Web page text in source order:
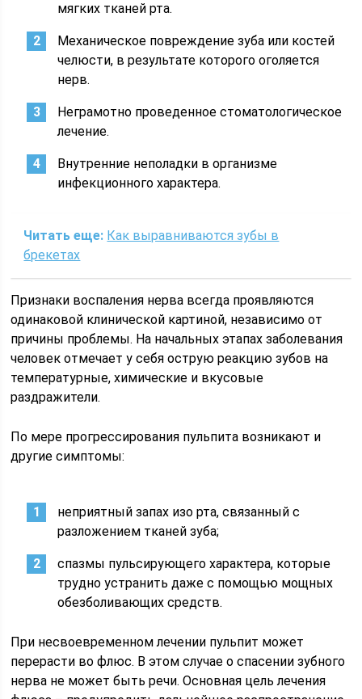
мягких тканей рта.
Механическое повреждение зуба или костей
челюсти, в результате которого оголяется
нерв.
Неграмотно проведенное стоматологическое
лечение.
Внутренние неполадки в организме
инфекционного характера.
Читать еще: Как выравниваются зубы в
брекетах
Признаки воспаления нерва всегда проявляются
одинаковой клинической картиной, независимо от
причины проблемы. На начальных этапах заболевания
человек отмечает у себя острую реакцию зубов на
температурные, химические и вкусовые
раздражители.
По мере прогрессирования пульпита возникают и
другие симптомы:
неприятный запах изо рта, связанный с
разложением тканей зуба;
спазмы пульсирующего характера, которые
трудно устранить даже с помощью мощных
обезболивающих средств.
При несвоевременном лечении пульпит может
перерасти во флюс. В этом случае о спасении зубного
нерва не может быть речи. Основная цель лечения